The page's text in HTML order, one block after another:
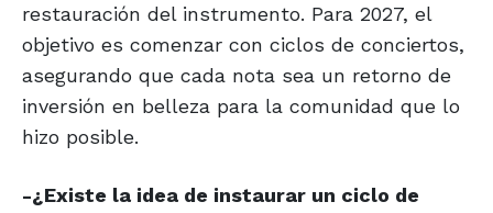
restauración del instrumento. Para 2027, el
objetivo es comenzar con ciclos de conciertos,
asegurando que cada nota sea un retorno de
inversión en belleza para la comunidad que lo
hizo posible.
-¿Existe la idea de instaurar un ciclo de